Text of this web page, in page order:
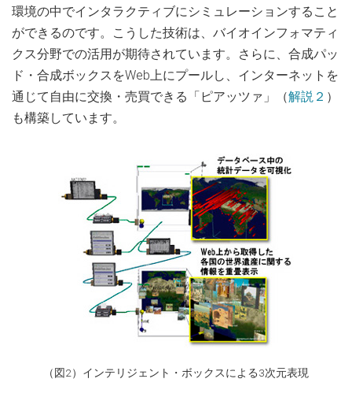
環境の中でインタラクティブにシミュレーションすること
ができるのです。こうした技術は、バイオインフォマティ
クス分野での活用が期待されています。さらに、合成パッ
ド・合成ボックスをWeb上にプールし、インターネットを
通じて自由に交換・売買できる「ピアッツァ」（解説２ ）
も構築しています。
（図2）インテリジェント・ボックスによる3次元表現